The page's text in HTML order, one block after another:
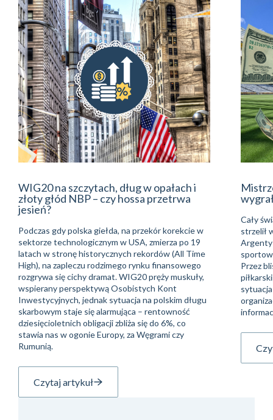
WIG20 na szczytach, dług w opałach i
złoty głód NBP – czy hossa przetrwa
jesień?
Podczas gdy polska giełda, na przekór korekcie w
sektorze technologicznym w USA, zmierza po 19
latach w stronę historycznych rekordów (All Time
High), na zapleczu rodzimego rynku finansowego
rozgrywa się cichy dramat. WIG20 pręży muskuły,
wspierany perspektywą Osobistych Kont
Inwestycyjnych, jednak sytuacja na polskim długu
skarbowym staje się alarmująca – rentowność
dziesięcioletnich obligacji zbliża się do 6%, co
stawia nas w ogonie Europy, za Węgrami czy
Rumunią.
Czytaj artykuł
Cały
strzelił
Przez